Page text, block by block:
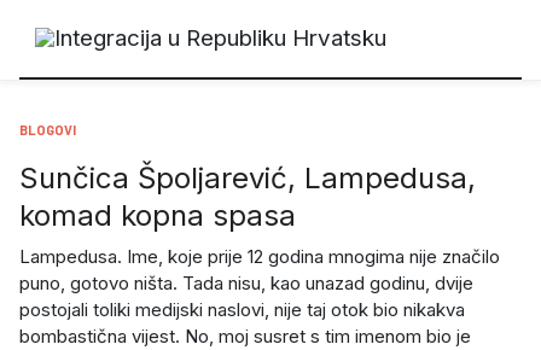
BLOGOVI
Sunčica Špoljarević, Lampedusa,
komad kopna spasa
Lampedusa. Ime, koje prije 12 godina mnogima nije značilo
puno, gotovo ništa. Tada nisu, kao unazad godinu, dvije
postojali toliki medijski naslovi, nije taj otok bio nikakva
bombastična vijest. No, moj susret s tim imenom bio je